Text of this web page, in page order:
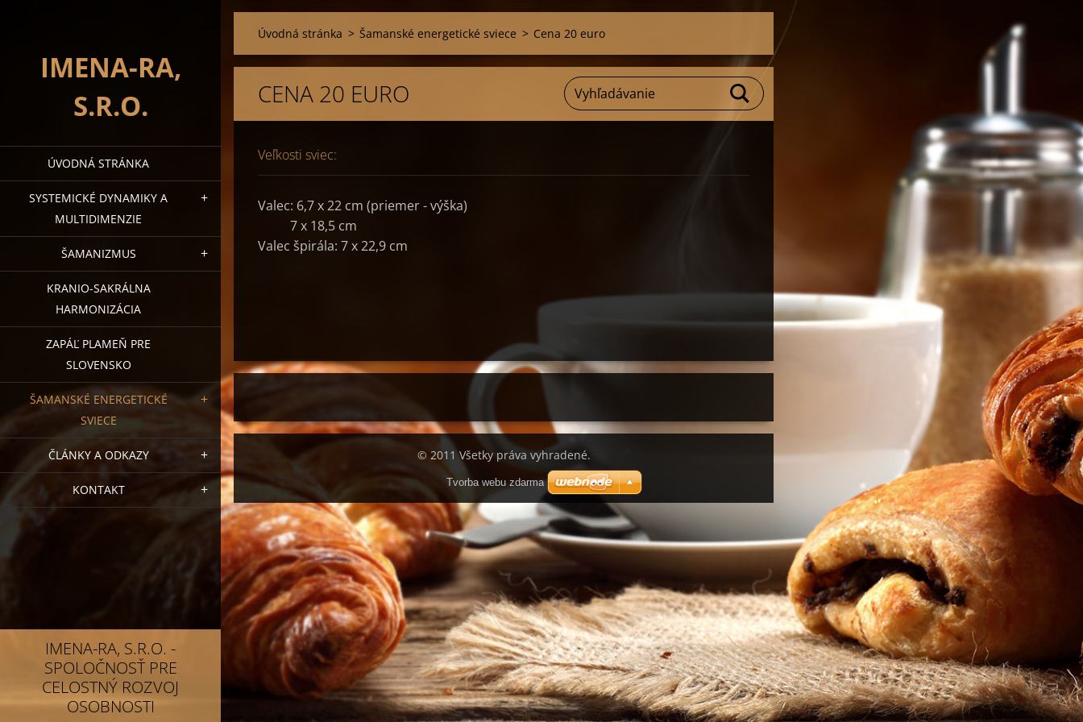
IMENA-RA,
S.R.O.
ÚVODNÁ STRÁNKA
SYSTEMICKÉ DYNAMIKY A
MULTIDIMENZIE
ŠAMANIZMUS
KRANIO-SAKRÁLNA
HARMONIZÁCIA
ZAPÁĽ PLAMEŇ PRE
SLOVENSKO
ŠAMANSKÉ ENERGETICKÉ
SVIECE
ČLÁNKY A ODKAZY
KONTAKT
IMENA-RA, S.R.O. -
SPOLOČNOSŤ PRE
CELOSTNÝ ROZVOJ
OSOBNOSTI
Úvodná stránka > Šamanské energetické sviece > Cena 20 euro
CENA 20 EURO
Veľkosti sviec:
Valec: 6,7 x 22 cm (priemer - výška)
7 x 18,5 cm
Valec špirála: 7 x 22,9 cm
© 2011 Všetky práva vyhradené.
Tvorba webu zdarma